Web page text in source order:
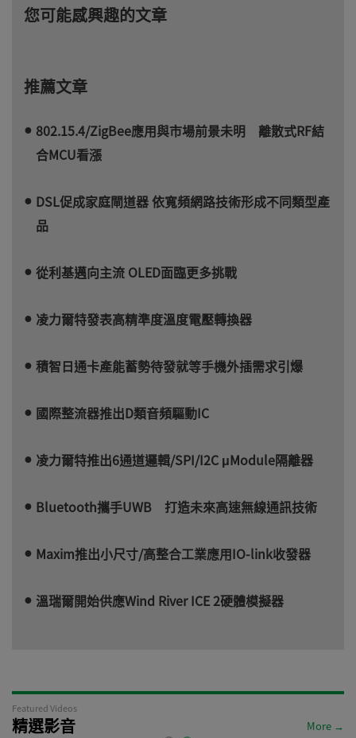
您可能感興趣的文章
推薦文章
802.15.4/ZigBee應用與市場前景未明 離散式RF結
合MCU看漲
DSL促成家庭閘道器 依寬頻網路技術形成不同類型產
品
從利基邁向主流 OLED面臨更多挑戰
凌力爾特發表高精準度溫度電壓轉換器
積智日通卡產能蓄勢待發就等手機外插需求引爆
國際整流器推出D類音頻驅動IC
凌力爾特推出6通道邏輯/SPI/I2C μModule隔離器
Bluetooth攜手UWB 打造未來高速無線通訊技術
Maxim推出小尺寸/高整合工業應用IO-link收發器
溫瑞爾開始供應Wind River ICE 2硬體模擬器
Featured Videos
精選影音 More →